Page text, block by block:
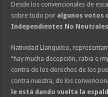
Desde los convencionales de
sobre todo por algunos votos
Independientes No
Natividad Llanquileo,
“hay mucha decepción, rabia e
contra de los derechos de los
contra nuestra, de los
le está dando vuelta la